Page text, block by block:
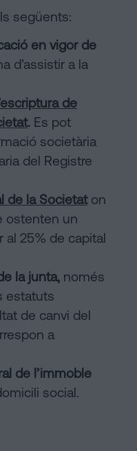
següents:
en vigor de
d’assistir a la
escriptura de
. Es pot
societària
del Registre
de la Societaton
ostenten un
al 25% de capital
la junta, només
estatuts
de canvi del
a
de l’immoble
social.